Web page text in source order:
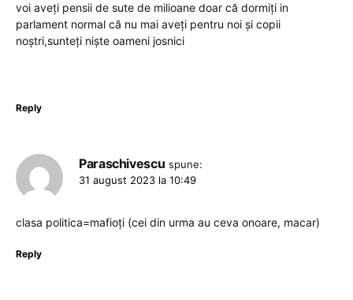
voi aveți pensii de sute de milioane doar că dormiți in
parlament normal că nu mai aveți pentru noi și copii
noștri,sunteți niște oameni josnici
Reply
Paraschivescu spune:
31 august 2023 la 10:49
clasa politica=mafioți (cei din urma au ceva onoare, macar)
Reply